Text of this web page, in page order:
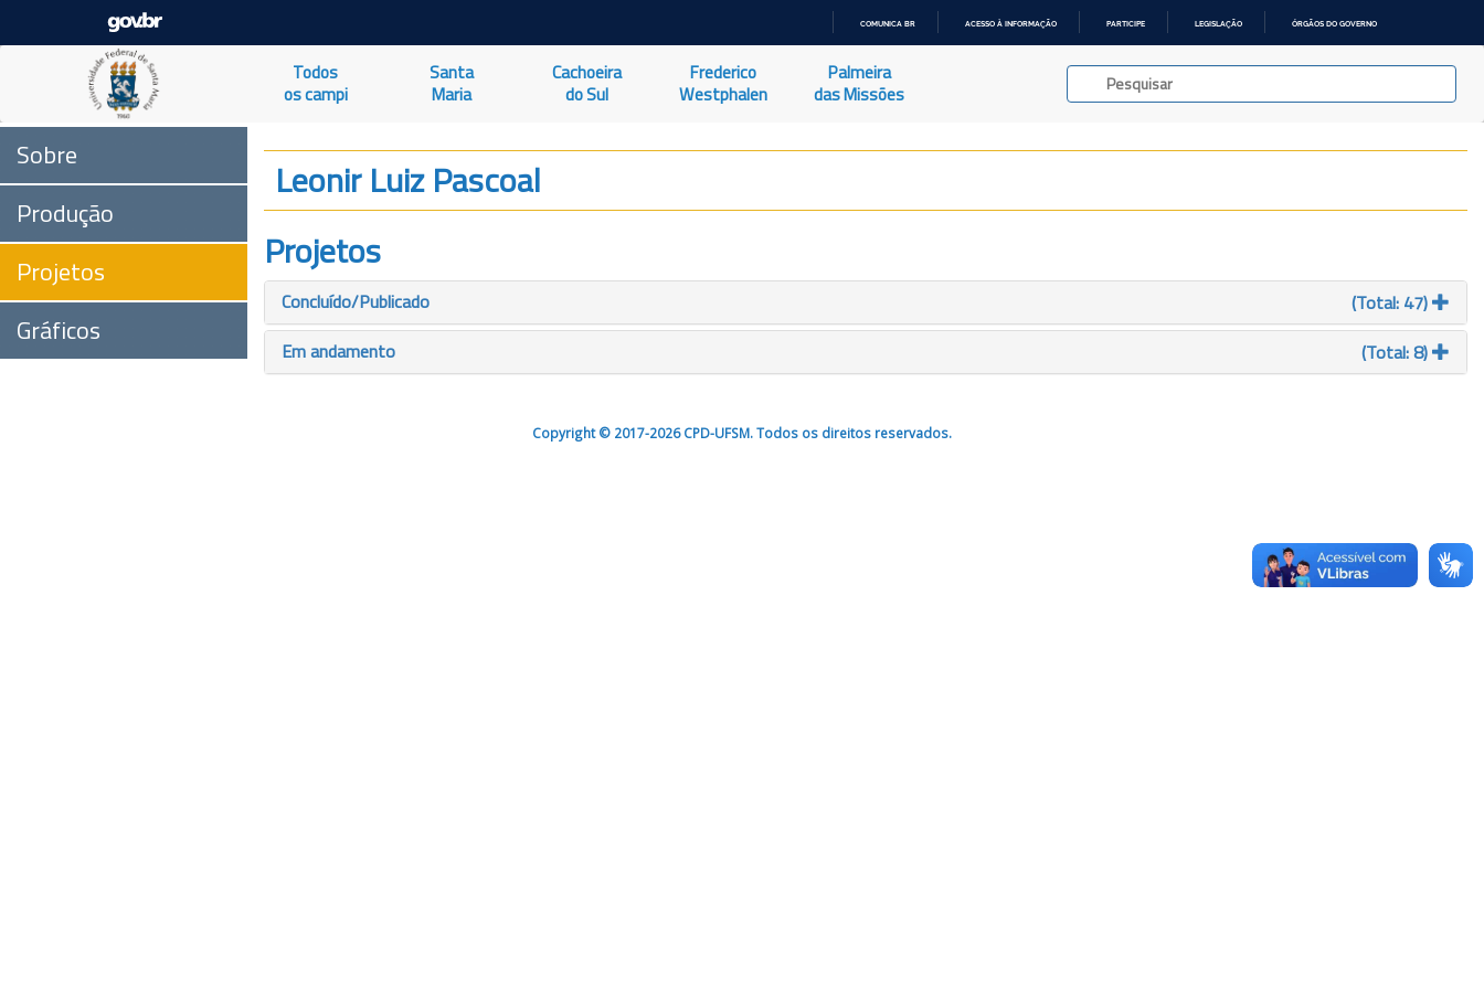
O
COMUNICA BR ACESSO À INFORMAÇÃO PARTICIPE LEGISLAÇÃO ÓRGÃOS DO GOVERNO
Todos
os campi
Santa
Maria
Cachoeira
do Sul
Frederico
Westphalen
Palmeira
das Missões
Sobre
Produção
Projetos
Gráficos
Leonir Luiz Pascoal
Projetos
Concluído/Publicado
(Total: 47)
Em andamento
(Total: 8)
Copyright © 2017-2026 CPD-UFSM. Todos os direitos reservados.